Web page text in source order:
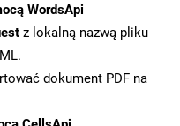
WordsApi
z lokalną nazwą pliku
dokument PDF na